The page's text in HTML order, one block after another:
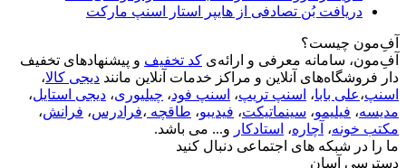
دریافت بُن تصادفی از هایپر استار اسنپ مارکت
آفِ‌مون چیست؟
آفِ‌مون، سامانه معرفی و ارائه‌ی کد تخفیف و پیشنهادهای تخفیف
دار فروشگاه‌های آنلاین و مراکز خدمات آنلاین مانند دیجی کالا،
اسنپ،علی بابا، اسنپ تریپ، اسنپ فود، چیلیوری، دیجی استایل،
مدیسه، فیلیمو، سینماتیکت، فیدیبو، طاقچه ،فرادرس، فرانش،
مکتب خونه، آچاره، استادکار و... می باشد.
ما را در شبکه های اجتماعی دنبال کنید
دسترسی آسان